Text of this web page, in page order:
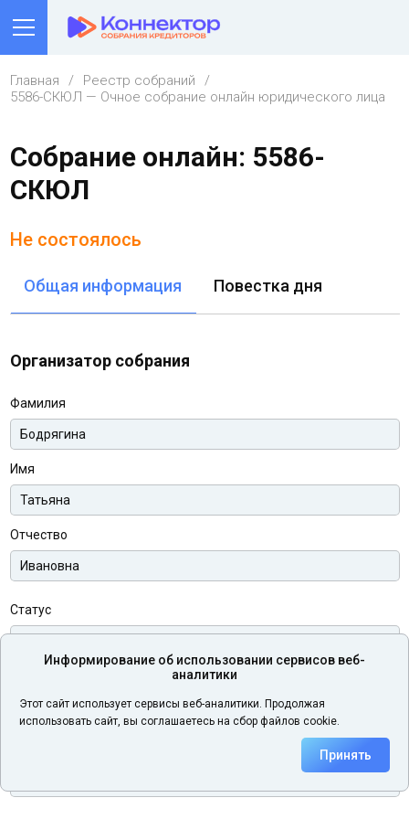
Главная
Реестр собраний
5586-СКЮЛ — Очное собрание онлайн юридического лица
Собрание онлайн: 5586-
СКЮЛ
Не состоялось
Общая информация Повестка дня
Организатор собрания
Фамилия
Имя
Отчество
Статус
Информирование об использовании сервисов веб-
аналитики
Этот сайт использует сервисы веб-аналитики. Продолжая
использовать сайт, вы соглашаетесь на сбор файлов cookie.
Принять